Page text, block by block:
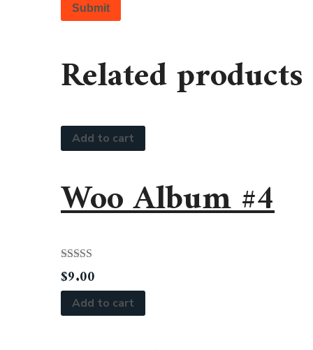
Related products
Add to cart
Woo Album #4
Rated5.00
out of 5
$9.00
Add to cart